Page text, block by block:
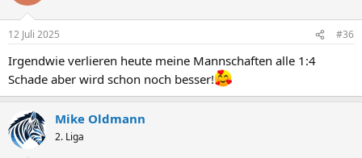
12 Juli 2025 #36
Irgendwie verlieren heute meine Mannschaften alle 1:4
Schade aber wird schon noch besser!
Mike Oldmann
2. Liga